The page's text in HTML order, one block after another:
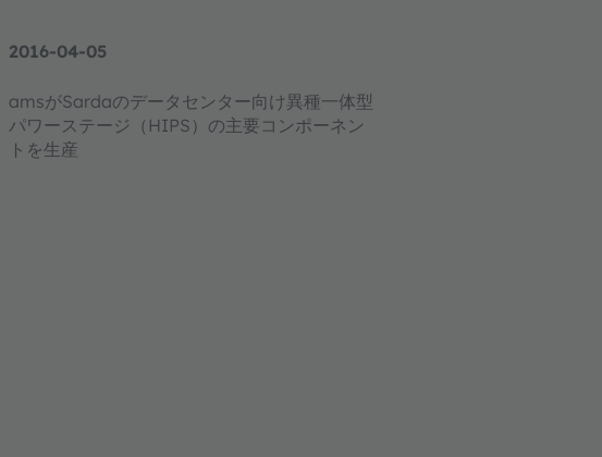
2016-04-05
amsがSardaのデータセンター向け異種一体型
パワーステージ（HIPS）の主要コンポーネン
トを生産